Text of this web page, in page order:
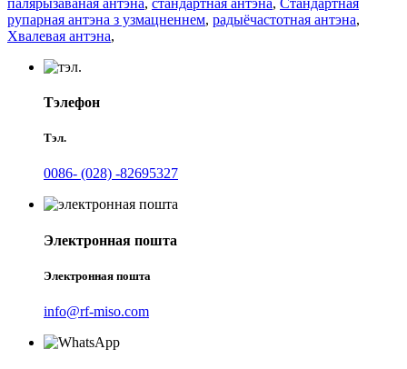
рупарная антэна з узмацненнем, радыёчастотная антэна,
Хвалевая антэна,
Тэлефон
Тэл.
0086- (028) -82695327
Электронная пошта
Электронная пошта
info@rf-miso.com